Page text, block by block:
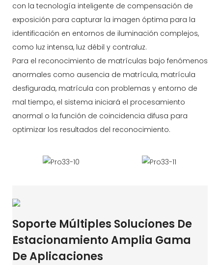
con la tecnología inteligente de compensación de
exposición para capturar la imagen óptima para la
identificación en entornos de iluminación complejos,
como luz intensa, luz débil y contraluz.
Para el reconocimiento de matrículas bajo fenómenos
anormales como ausencia de matrícula, matrícula
desfigurada, matrícula con problemas y entorno de
mal tiempo, el sistema iniciará el procesamiento
anormal o la función de coincidencia difusa para
optimizar los resultados del reconocimiento.
Soporte Múltiples Soluciones De
Estacionamiento Amplia Gama
De Aplicaciones